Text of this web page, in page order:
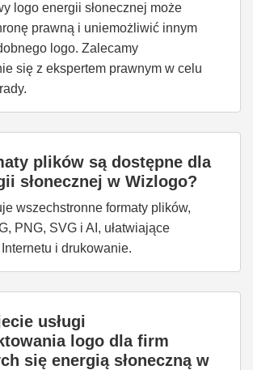
logo energii słonecznej może
prawną i uniemożliwić innym
logo. Zalecamy
się z ekspertem prawnym w celu
plików są dostępne dla
słonecznej w Wizlogo?
wszechstronne formaty plików,
PNG, SVG i AI, ułatwiające
i drukowanie.
usługi
logo dla firm
się energią słoneczną w